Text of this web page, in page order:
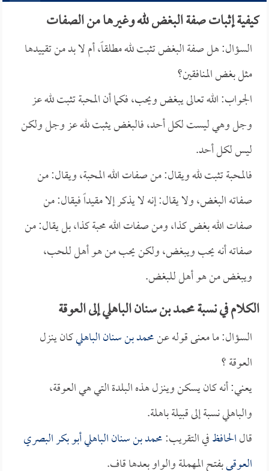
كيفية إثبات صفة البغض لله وغيرها من الصفات
السؤال: هل صفة البغض تثبت لله مطلقاً، أم لا بد من تقييدها
مثل بغض المنافقين؟
الجواب: الله تعالى يبغض ويحب، فكما أن المحبة تثبت لله عز
وجل وهي ليست لكل أحد، فالبغض يثبت لله عز وجل ولكن
ليس لكل أحد.
فالمحبة تثبت لله ويقال: من صفات الله المحبة، ويقال: من
صفاته البغض، ولا يقال: إنه لا يذكر إلا مقيداً فيقال: من
صفات الله بغض كذا، ومن صفات الله محبة كذا، بل يقال: من
صفاته أنه يحب ويبغض، ولكن يحب من هو أهل للحب،
ويبغض من هو أهل للبغض.
الكلام في نسبة محمد بن سنان الباهلي إلى العوقة
السؤال: ما معنى قوله عنمحمد بن سنان الباهليكان ينزل
العوقة ؟
يعني: أنه كان يسكن وينزل هذه البلدة التي هي العوقة،
والباهلي نسبة إلى قبيلة باهلة.
قالالحافظفي التقريب:محمد بن سنان الباهلي أبو بكر البصري
العوقيبفتح المهملة والواو بعدها قاف.